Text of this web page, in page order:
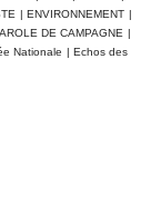
| ENVIRONNEMENT |
DE CAMPAGNE |
Nationale | Echos des